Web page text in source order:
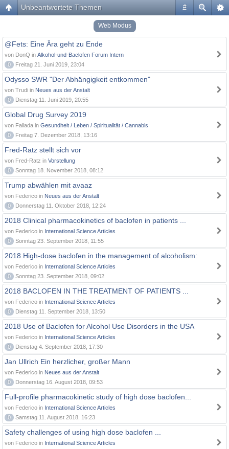
#
Unbeantwortete Themen
Web Modus
@Fets: Eine Ära geht zu Ende
von DonQ in Alkohol-und-Baclofen Forum Intern
0
Freitag 21. Juni 2019, 23:04
Odysso SWR "Der Abhängigkeit entkommen"
von Trudi in Neues aus der Anstalt
0
Dienstag 11. Juni 2019, 20:55
Global Drug Survey 2019
von Fallada in Gesundheit / Leben / Spiritualität / Cannabis
0
Freitag 7. Dezember 2018, 13:16
Fred-Ratz stellt sich vor
von Fred-Ratz in Vorstellung
0
Sonntag 18. November 2018, 08:12
Trump abwählen mit avaaz
von Federico in Neues aus der Anstalt
0
Donnerstag 11. Oktober 2018, 12:24
2018 Clinical pharmacokinetics of baclofen in patients ...
von Federico in International Science Articles
0
Sonntag 23. September 2018, 11:55
2018 High-dose baclofen in the management of alcoholism:
von Federico in International Science Articles
0
Sonntag 23. September 2018, 09:02
2018 BACLOFEN IN THE TREATMENT OF PATIENTS ...
von Federico in International Science Articles
0
Dienstag 11. September 2018, 13:50
2018 Use of Baclofen for Alcohol Use Disorders in the USA
von Federico in International Science Articles
0
Dienstag 4. September 2018, 17:30
Jan Ullrich Ein herzlicher, großer Mann
von Federico in Neues aus der Anstalt
0
Donnerstag 16. August 2018, 09:53
Full-profile pharmacokinetic study of high dose baclofen...
von Federico in International Science Articles
0
Samstag 11. August 2018, 16:23
Safety challenges of using high dose baclofen ...
von Federico in International Science Articles